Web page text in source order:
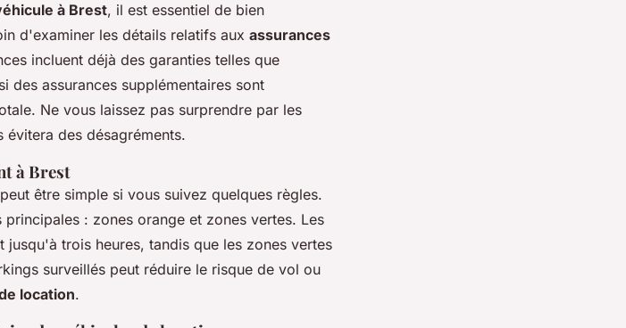
à Brest, il est essentiel de bien
d'examiner les détails relatifs aux assurances
incluent déjà des garanties telles que
des assurances supplémentaires sont
Ne vous laissez pas surprendre par les
des désagréments.
à Brest
être simple si vous suivez quelques règles.
: zones orange et zones vertes. Les
jusqu'à trois heures, tandis que les zones vertes
surveillés peut réduire le risque de vol ou
location.